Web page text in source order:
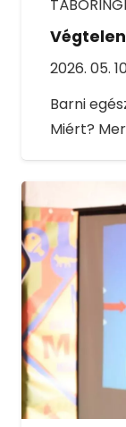
2026. 05.
Barni
Miért?